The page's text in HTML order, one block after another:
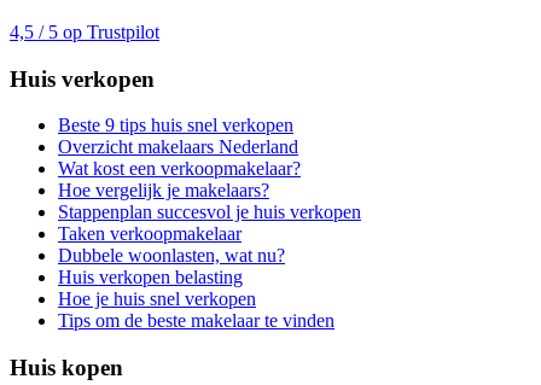
4,5 / 5 op Trustpilot
Huis verkopen
Beste 9 tips huis snel verkopen
Overzicht makelaars Nederland
Wat kost een verkoopmakelaar?
Hoe vergelijk je makelaars?
Stappenplan succesvol je huis verkopen
Taken verkoopmakelaar
Dubbele woonlasten, wat nu?
Huis verkopen belasting
Hoe je huis snel verkopen
Tips om de beste makelaar te vinden
Huis kopen